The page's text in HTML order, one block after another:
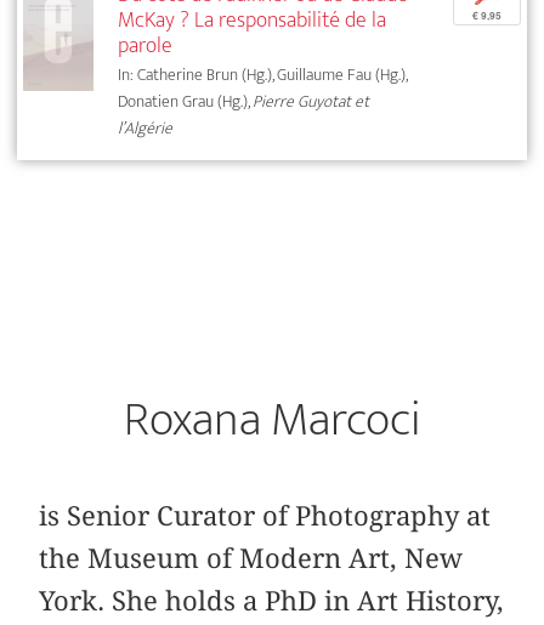
McKay ? La responsabilité de la
parole
In: Catherine Brun (Hg.), Guillaume Fau (Hg.),
Donatien Grau (Hg.),Pierre Guyotat et
l’Algérie
€ 9,95
Roxana Marcoci
is Senior Curator of Photography at
the Museum of Modern Art, New
York. She holds a PhD in Art History,